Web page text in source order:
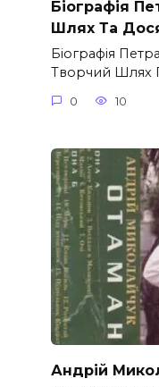
Біографія
Шлях Та
Біографія
Творчий Шлях
0 10
Андрій